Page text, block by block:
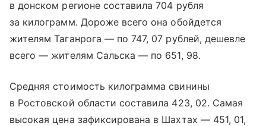
в донском регионе составила 704 рубля
за килограмм. Дороже всего она обойдется
жителям Таганрога — по 747, 07 рублей, дешевле
всего — жителям Сальска — по 651, 98.
Средняя стоимость килограмма свинины
в Ростовской области составила 423, 02. Самая
высокая цена зафиксирована в Шахтах — 451, 01,